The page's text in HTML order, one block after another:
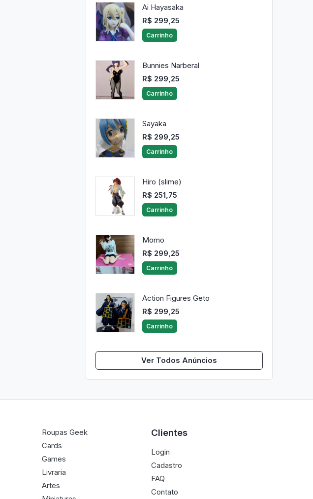
Ai Hayasaka
R$ 299,25
Carrinho
Bunnies Narberal
R$ 299,25
Carrinho
Sayaka
R$ 299,25
Carrinho
Hiro (slime)
R$ 251,75
Carrinho
Momo
R$ 299,25
Carrinho
Action Figures Geto
R$ 299,25
Carrinho
Ver Todos Anúncios
Roupas Geek
Cards
Games
Livraria
Artes
Clientes
Login
Cadastro
FAQ
Contato